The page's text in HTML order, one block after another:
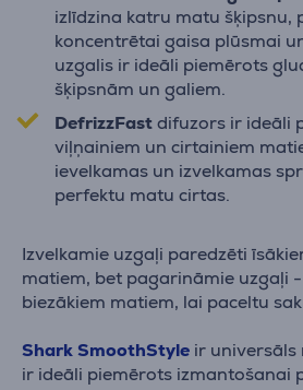
izlīdzina katru matu šķipsnu,
koncentrētai gaisa plūsmai
uzgalis ir ideāli piemērots
šķipsnām un galiem.
DefrizzFastdifuzors ir ideāli
viļņainiem un cirtainiem
ievelkamas un izvelkamas
perfektu matu cirtas.
Izvelkamie uzgaļi paredzēti
matiem, bet pagarināmie uzgaļi
biezākiem matiem, lai paceltu
Shark SmoothStyle ir universāls
ir ideāli piemērots izmantošanai